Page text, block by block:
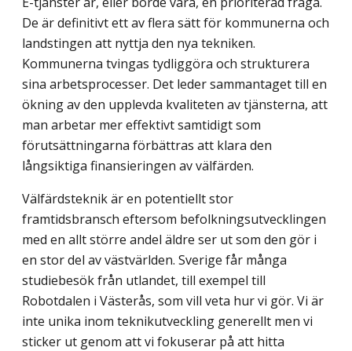
De är definitivt ett av flera sätt för kommunerna och
landstingen att nyttja den nya tekniken.
Kommunerna tvingas tydliggöra och strukturera
sina arbetsprocesser. Det leder sammantaget till en
ökning av den upplevda kvaliteten av tjänsterna, att
man arbetar mer effektivt samtidigt som
förutsättningarna förbättras att klara den
långsiktiga finansieringen av välfärden.
Välfärdsteknik är en potentiellt stor
framtidsbransch eftersom befolkningsutvecklingen
med en allt större andel äldre ser ut som den gör i
en stor del av västvärlden. Sverige får många
studiebesök från utlandet, till exempel till
Robotdalen i Västerås, som vill veta hur vi gör. Vi är
inte unika inom teknikutveckling generellt men vi
sticker ut genom att vi fokuserar på att hitta